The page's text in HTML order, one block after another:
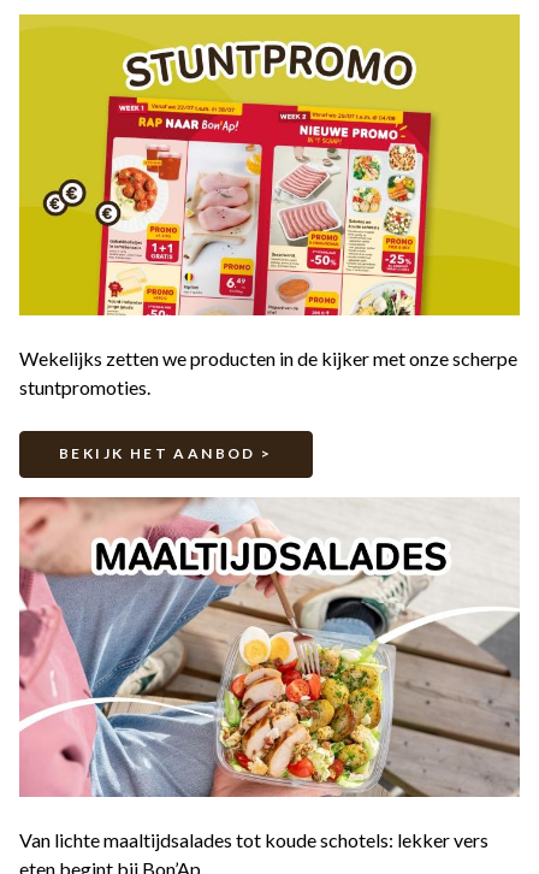
Wekelijks zetten we producten in de kijker met onze scherpe
stuntpromoties.
BEKIJK HET AANBOD >
Van lichte maaltijdsalades tot koude schotels: lekker vers
eten begint bij Bon’Ap.